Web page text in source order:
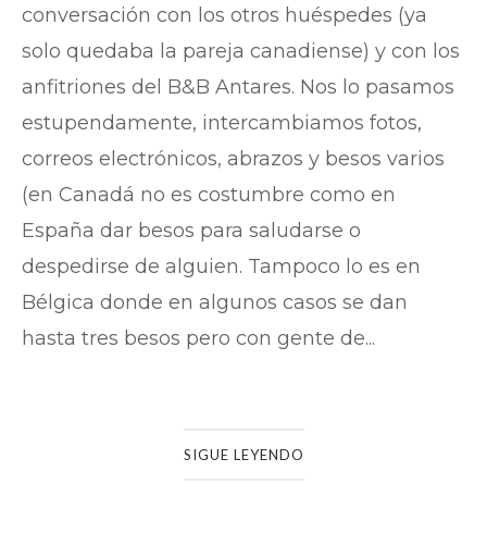
conversación con los otros huéspedes (ya
solo quedaba la pareja canadiense) y con los
anfitriones del B&B Antares. Nos lo pasamos
estupendamente, intercambiamos fotos,
correos electrónicos, abrazos y besos varios
(en Canadá no es costumbre como en
España dar besos para saludarse o
despedirse de alguien. Tampoco lo es en
Bélgica donde en algunos casos se dan
hasta tres besos pero con gente de...
SIGUE LEYENDO